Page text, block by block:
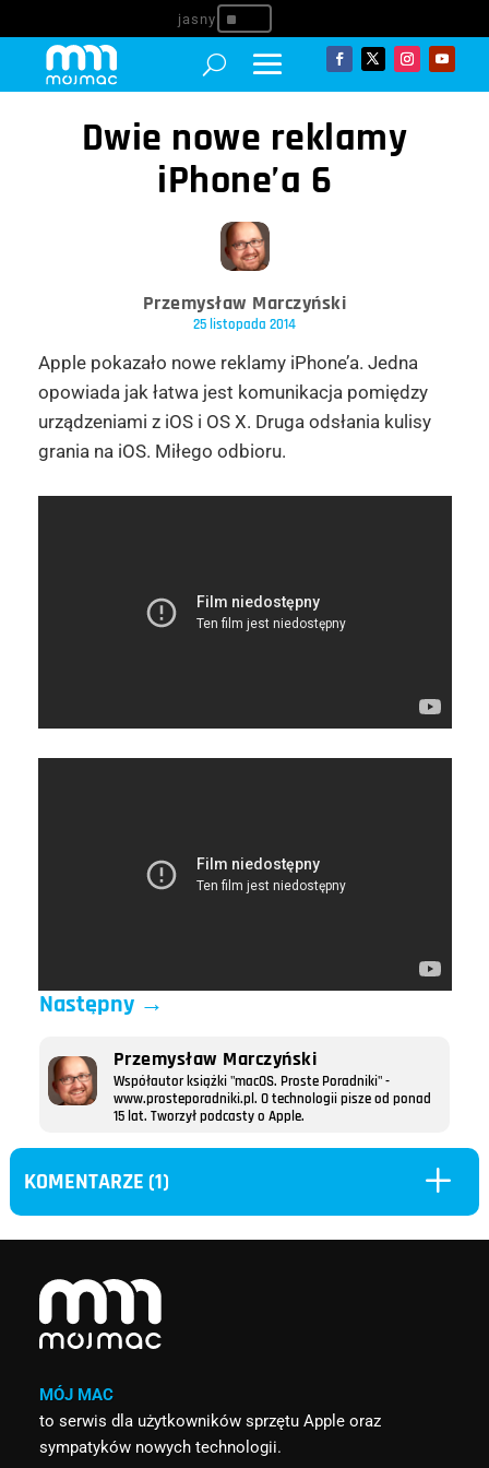
^
Dwie nowe reklamy
iPhone’a 6
Przemysław Marczyński
25 listopada 2014
Apple pokazało nowe reklamy iPhone’a. Jedna
opowiada jak łatwa jest komunikacja pomiędzy
urządzeniami z iOS i OS X. Druga odsłania kulisy
grania na iOS. Miłego odbioru.
Następny→
Przemysław Marczyński
Współautor książki "macOS. Proste Poradniki" -
www.prosteporadniki.pl. O technologii pisze od ponad
15 lat. Tworzył podcasty o Apple.
KOMENTARZE (1) L
MÓJ MAC
to serwis dla użytkowników sprzętu Apple oraz
sympatyków nowych technologii.